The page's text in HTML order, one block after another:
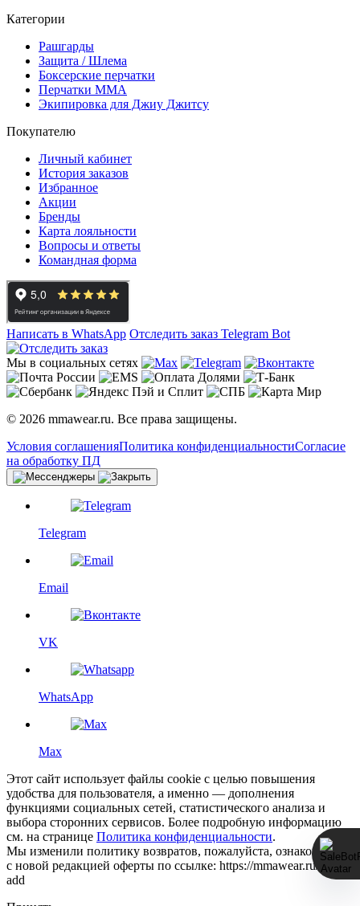
Категории
Рашгарды
Защита / Шлема
Боксерские перчатки
Перчатки ММА
Экипировка для Джиу Джитсу
Покупателю
Личный кабинет
История заказов
Избранное
Акции
Бренды
Карта лояльности
Вопросы и ответы
Командная форма
Написать в WhatsApp Отследить заказ Telegram Bot
Мы в социальных сетях
© 2026 mmawear.ru. Все права защищены.
Условия соглашенияПолитика конфиденциальностиСогласие
на обработку ПД
Telegram
Email
VK
WhatsApp
Max
Этот сайт использует файлы cookie с целью повышения
удобства для пользователя, а именно — дополнения
функциями социальных сетей, статистического анализа и
выбора сторонних сервисов. Более подробную информацию
см. на странице Политика конфиденциальности.
Мы изменили политику возвратов, пожалуйста, ознакомьтесь
с новой редакцией оферты по ссылке: https://mmawear.ru/return-
add